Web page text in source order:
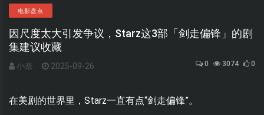
电影盘点
因尺度太大引发争议，Starz这3部「剑走偏锋」的剧
集建议收藏
小奈 2025-09-26 0 3074 0
在美剧的世界里，Starz一直有点“剑走偏锋”。